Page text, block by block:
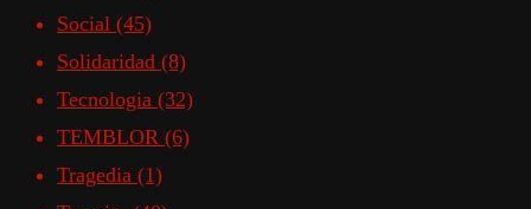
Social (45)
Solidaridad (8)
Tecnologia (32)
TEMBLOR (6)
Tragedia (1)